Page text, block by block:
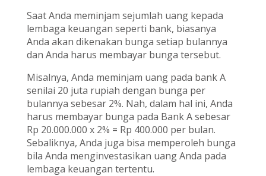
Saat Anda meminjam sejumlah uang kepada
lembaga keuangan seperti bank, biasanya
Anda akan dikenakan bunga setiap bulannya
dan Anda harus membayar bunga tersebut.
Misalnya, Anda meminjam uang pada bank A
senilai 20 juta rupiah dengan bunga per
bulannya sebesar 2%. Nah, dalam hal ini, Anda
harus membayar bunga pada Bank A sebesar
Rp 20.000.000 x 2% = Rp 400.000 per bulan.
Sebaliknya, Anda juga bisa memperoleh bunga
bila Anda menginvestasikan uang Anda pada
lembaga keuangan tertentu.